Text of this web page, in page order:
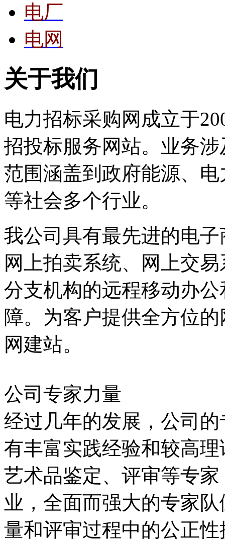
电厂
电网
关于我们
电力招标采购网成立于
招投标服务网站。业务
范围涵盖到政府能源、
等社会多个行业。
我公司具有最先进的电
网上拍卖系统、网上交
分支机构的远程移动办
障。为客户提供全方位
网建站。
公司专家力量
经过几年的发展，公司
有丰富实践经验和较高
艺术品鉴定、评审等专
业，全面而强大的专家
量和评审过程中的公正